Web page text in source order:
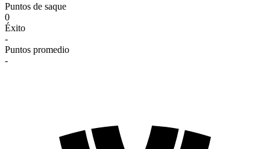
Puntos de saque
0
Éxito
-
Puntos promedio
-